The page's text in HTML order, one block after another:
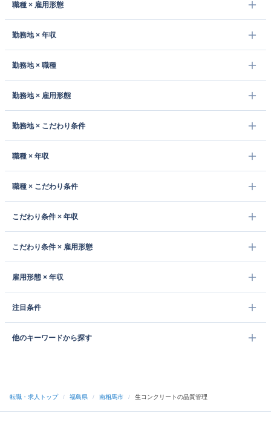
職種 × 雇用形態
勤務地 × 年収
勤務地 × 職種
勤務地 × 雇用形態
勤務地 × こだわり条件
職種 × 年収
職種 × こだわり条件
こだわり条件 × 年収
こだわり条件 × 雇用形態
雇用形態 × 年収
注目条件
他のキーワードから探す
転職・求人トップ / 福島県 / 南相馬市 / 生コンクリートの品質管理